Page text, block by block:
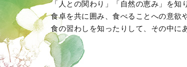
「人との関わり」「自然の恵み」を知
食卓を共に囲み、食べることへの意欲
食の習わしを知ったりして、その中に